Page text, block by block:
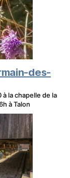
des-
la chapelle de la
à Talon